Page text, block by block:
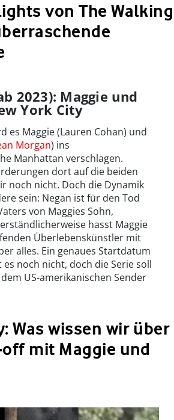
von The Walking
2023): Maggie und
York City
es Maggie (Lauren Cohan) und
Morgan) ins
Manhattan verschlagen.
dort auf die beiden
noch nicht. Doch die Dynamik
sein: Negan ist für den Tod
von Maggies Sohn,
hasst Maggie
Überlebenskünstler mit
alles. Ein genaues Startdatum
noch nicht, doch die Serie soll
US-amerikanischen Sender
Was wissen wir über
mit Maggie und